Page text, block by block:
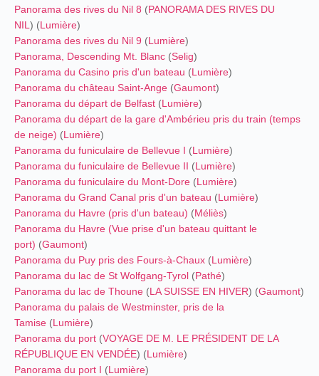
Panorama des rives du Nil 8 (PANORAMA DES RIVES DU
NIL ) (Lumière)
Panorama des rives du Nil 9 (Lumière)
Panorama, Descending Mt. Blanc (Selig)
Panorama du Casino pris d'un bateau (Lumière)
Panorama du château Saint-Ange (Gaumont)
Panorama du départ de Belfast (Lumière)
Panorama du départ de la gare d'Ambérieu pris du train (temps
de neige) (Lumière)
Panorama du funiculaire de Bellevue I (Lumière)
Panorama du funiculaire de Bellevue II (Lumière)
Panorama du funiculaire du Mont-Dore (Lumière)
Panorama du Grand Canal pris d'un bateau (Lumière)
Panorama du Havre (pris d'un bateau) (Méliès)
Panorama du Havre (Vue prise d'un bateau quittant le
port) (Gaumont)
Panorama du Puy pris des Fours-à-Chaux (Lumière)
Panorama du lac de St Wolfgang-Tyrol (Pathé)
Panorama du lac de Thoune (LA SUISSE EN HIVER) (Gaumont)
Panorama du palais de Westminster, pris de la
Tamise (Lumière)
Panorama du port (VOYAGE DE M. LE PRÉSIDENT DE LA
RÉPUBLIQUE EN VENDÉE) (Lumière)
Panorama du port I (Lumière)